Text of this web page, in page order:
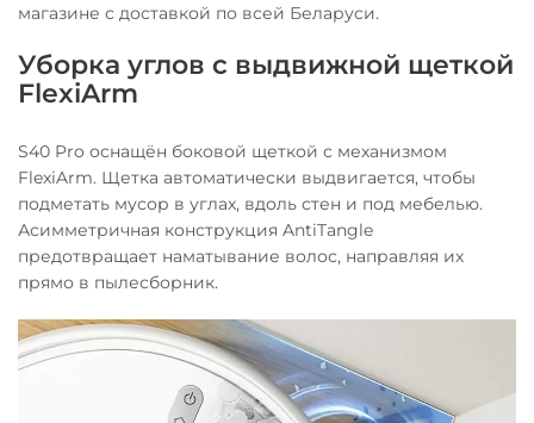
магазине с доставкой по всей Беларуси.
Уборка углов с выдвижной щеткой
FlexiArm
S40 Pro оснащён боковой щеткой с механизмом
FlexiArm. Щетка автоматически выдвигается, чтобы
подметать мусор в углах, вдоль стен и под мебелью.
Асимметричная конструкция AntiTangle
предотвращает наматывание волос, направляя их
прямо в пылесборник.